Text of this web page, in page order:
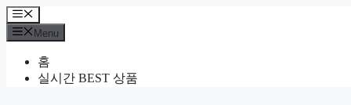
Skip
to
content
Menu
Menu
홈
실시간 BEST 상품